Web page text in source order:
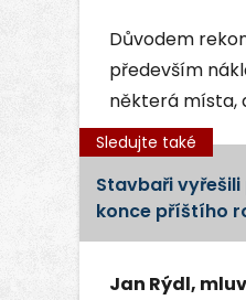
Důvodem
především
některá místa,
Sledujte také
Stavbaři
konce příštího
Jan Rýdl,